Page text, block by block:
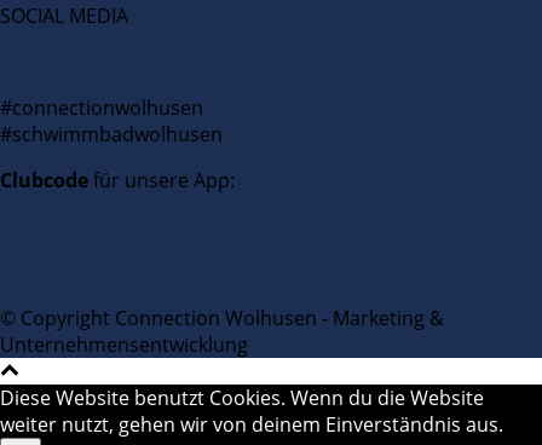
SOCIAL MEDIA
#connectionwolhusen
#schwimmbadwolhusen
Clubcodefür unsere App:
© Copyright Connection Wolhusen - Marketing &
Unternehmensentwicklung
Diese Website benutzt Cookies. Wenn du die Website
weiter nutzt, gehen wir von deinem Einverständnis aus.